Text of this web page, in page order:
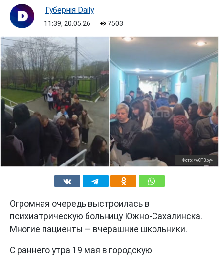
Губернiя Daily
11:39, 20.05.26 7503
Фото: «АСТВ.ру»
Огромная очередь выстроилась в
психиатрическую больницу Южно-Сахалинска.
Многие пациенты — вчерашние школьники.
С раннего утра 19 мая в городскую